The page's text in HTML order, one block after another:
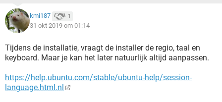
kmi187 1
31 okt 2019 om 01:14
Tijdens de installatie, vraagt de installer de regio, taal en
keyboard. Maar je kan het later natuurlijk altijd aanpassen.
https://help.ubuntu.com/stable/ubuntu-help/session-
language.html.nl